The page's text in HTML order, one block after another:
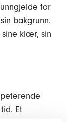
for
bakgrunn.
sine klær, sin
Et